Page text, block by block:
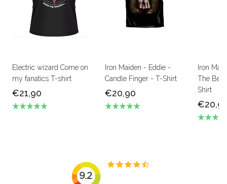
Electric wizard Come on
my fanatics T-shirt
€21,90
Iron Maiden - Eddie -
Candle Finger - T-Shirt
€20,90
Iron
The
Shirt